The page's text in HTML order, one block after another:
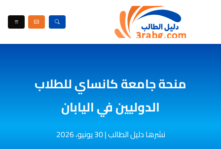
منحة جامعة كانساي للطلاب
الدوليين في اليابان
نشرها دليل الطالب|30 يونيو، 2026